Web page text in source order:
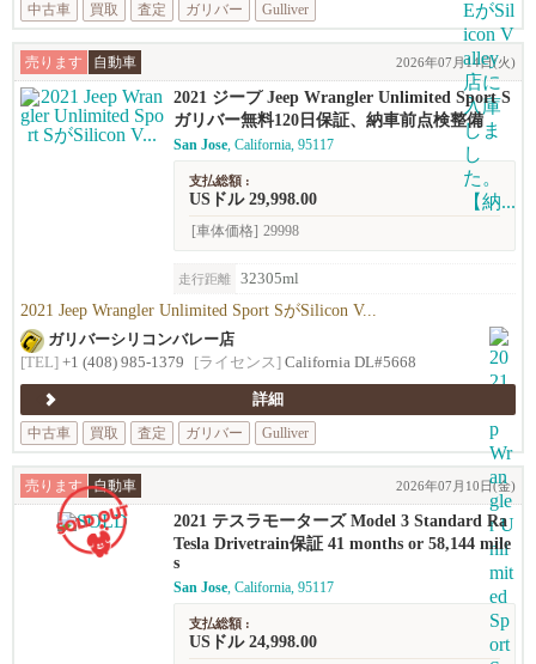
中古車 買取 査定 ガリバー Gulliver
売ります 自動車 2026年07月14日(火)
2021 ジープ Jeep Wrangler Unlimited Sport S
ガリバー無料120日保証、納車前点検整備
San Jose, California, 95117
支払総額 :
USドル 29,998.00
[車体価格] 29998
走行距離 32305ml
2021 Jeep Wrangler Unlimited Sport SがSilicon V...
ガリバーシリコンバレー店
[TEL] +1 (408) 985-1379 [ライセンス] California DL#5668
詳細
中古車
買取 査定 ガリバー Gulliver
売ります 自動車 2026年07月10日(金)
2021 テスラモーターズ Model 3 Standard Ra
nge Plus
Tesla Drivetrain保証 41 months or 58,144 mile
s
San Jose, California, 95117
支払総額 :
USドル 24,998.00